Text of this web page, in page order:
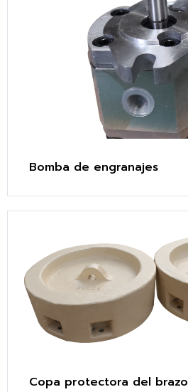
Bomba de engranajes
Copa protectora del brazo